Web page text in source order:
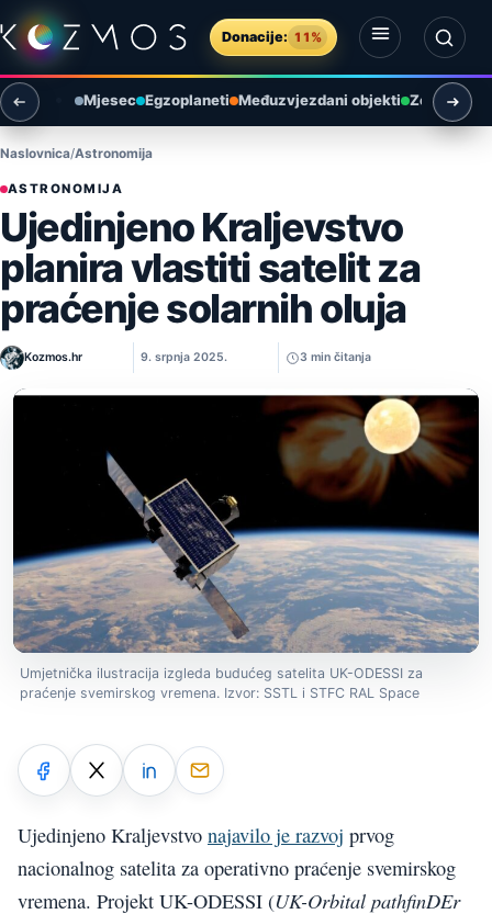
Preskoči na sadržaj
Donacije: 11%
Otvori izbornik
Otvori pretragu
Mjesec Egzoplaneti Međuzvjezdani objekti Zemlja i
Naslovnica Astronomija
ASTRONOMIJA
Ujedinjeno Kraljevstvo
planira vlastiti satelit za
praćenje solarnih oluja
Kozmos.hr 9. srpnja 2025. 3 min čitanja
Umjetnička ilustracija izgleda budućeg satelita UK-ODESSI za
praćenje svemirskog vremena. Izvor: SSTL i STFC RAL Space
Ujedinjeno Kraljevstvo najavilo je razvoj prvog
nacionalnog satelita za operativno praćenje svemirskog
vremena. Projekt UK-ODESSI (UK-Orbital pathfinDEr